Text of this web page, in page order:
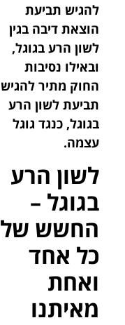
להגיש תביעת
הוצאת דיבה בגין
לשון הרע בגוגל,
ובאילו נסיבות
החוק מתיר להגיש
תביעת לשון הרע
בגוגל, כנגד גוגל
עצמה.
לשון הרע
בגוגל –
החשש של
כל אחד
ואחת
מאיתנו